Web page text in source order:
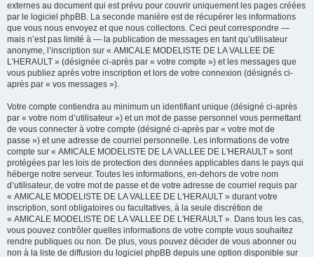
externes au document qui est prévu pour couvrir uniquement les pages créées
par le logiciel phpBB. La seconde manière est de récupérer les informations
que vous nous envoyez et que nous collectons. Ceci peut correspondre —
mais n’est pas limité à — la publication de messages en tant qu’utilisateur
anonyme, l’inscription sur « AMICALE MODELISTE DE LA VALLEE DE
L'HERAULT » (désignée ci-après par « votre compte ») et les messages que
vous publiez après votre inscription et lors de votre connexion (désignés ci-
après par « vos messages »).
Votre compte contiendra au minimum un identifiant unique (désigné ci-après
par « votre nom d’utilisateur ») et un mot de passe personnel vous permettant
de vous connecter à votre compte (désigné ci-après par « votre mot de
passe ») et une adresse de courriel personnelle. Les informations de votre
compte sur « AMICALE MODELISTE DE LA VALLEE DE L'HERAULT » sont
protégées par les lois de protection des données applicables dans le pays qui
héberge notre serveur. Toutes les informations, en-dehors de votre nom
d’utilisateur, de votre mot de passe et de votre adresse de courriel requis par
« AMICALE MODELISTE DE LA VALLEE DE L'HERAULT » durant votre
inscription, sont obligatoires ou facultatives, à la seule discrétion de
« AMICALE MODELISTE DE LA VALLEE DE L'HERAULT ». Dans tous les cas,
vous pouvez contrôler quelles informations de votre compte vous souhaitez
rendre publiques ou non. De plus, vous pouvez décider de vous abonner ou
non à la liste de diffusion du logiciel phpBB depuis une option disponible sur